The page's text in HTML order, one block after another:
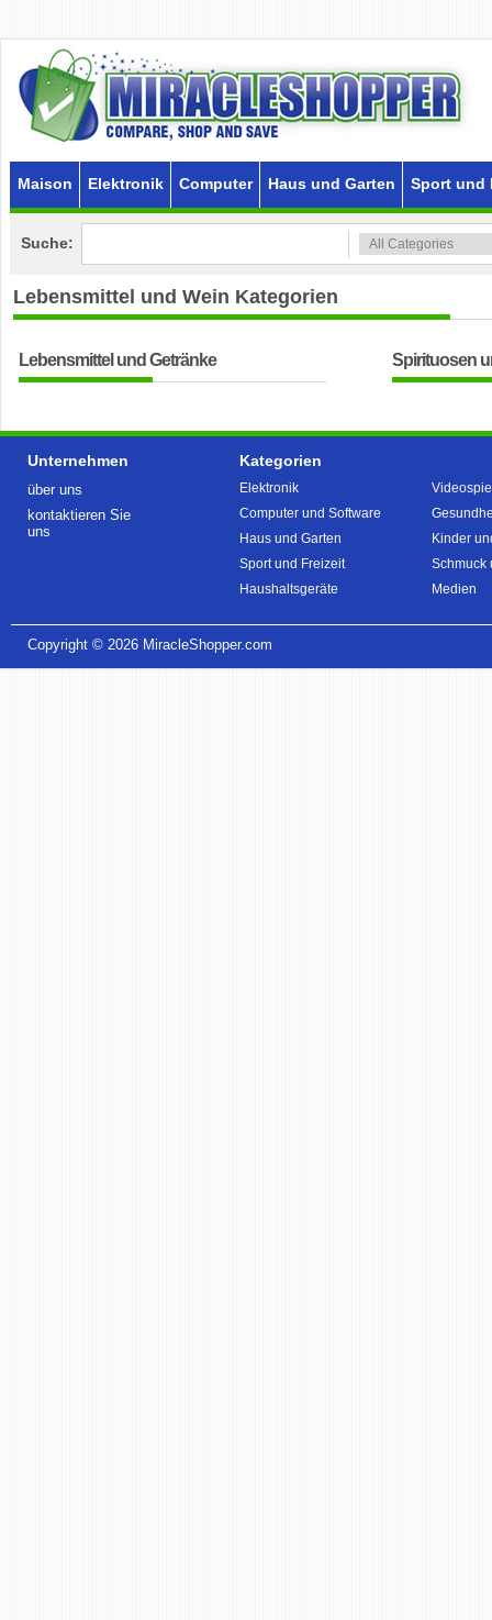
Maison Elektronik Computer Haus und Garten Sport und
Suche:
Lebensmittel und Wein Kategorien
Lebensmittel und Getränke Spirituosen
Unternehmen
über uns
kontaktieren Sie
uns
Kategorien
Elektronik
Computer und Software
Haus und Garten
Sport und Freizeit
Haushaltsgeräte
Kinder
Schmuck
Medien
Copyright © 2026 MiracleShopper.com